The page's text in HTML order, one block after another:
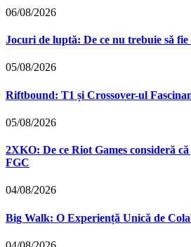
06/08/2026
Jocuri de luptă: De ce nu trebuie să
05/08/2026
Riftbound: T1 și Crossover-ul
05/08/2026
2XKO: De ce Riot Games consideră
FGC
04/08/2026
Big Walk: O Experiență Unică de